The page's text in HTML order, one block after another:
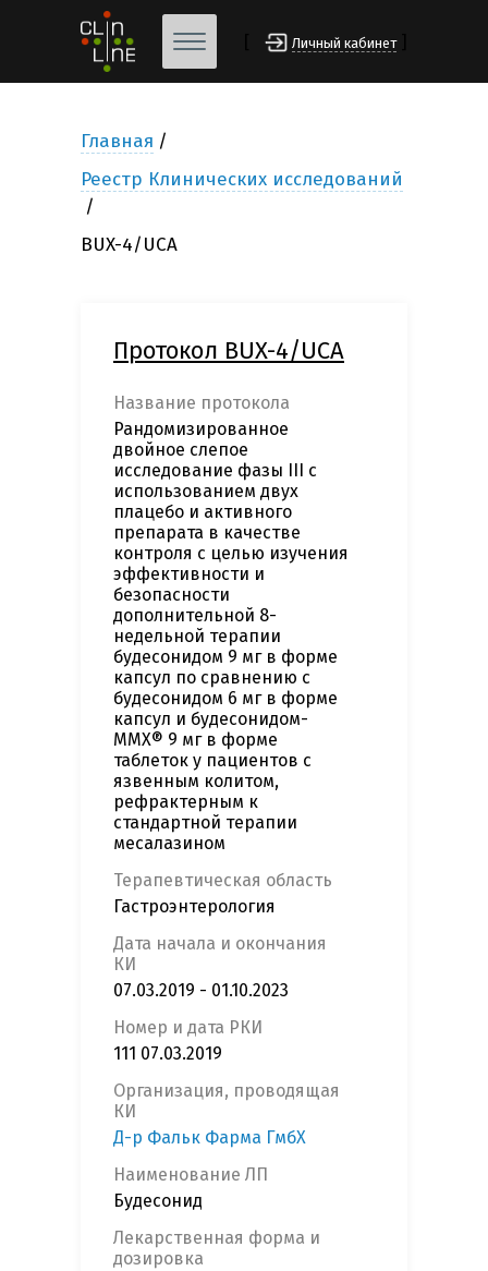
Личный кабинет
Главная
Реестр Клинических исследований
BUX-4/UCA
Протокол BUX-4/UCA
Название протокола
Рандомизированное
двойное слепое
исследование фазы III с
использованием двух
плацебо и активного
препарата в качестве
контроля с целью изучения
эффективности и
безопасности
дополнительной 8-
недельной терапии
будесонидом 9 мг в форме
капсул по сравнению с
будесонидом 6 мг в форме
капсул и будесонидом-
MMX® 9 мг в форме
таблеток у пациентов с
язвенным колитом,
рефрактерным к
стандартной терапии
месалазином
Терапевтическая область
Гастроэнтерология
Дата начала и окончания
КИ
07.03.2019 - 01.10.2023
Номер и дата РКИ
111 07.03.2019
Организация, проводящая
КИ
Д-р Фальк Фарма ГмбХ
Наименование ЛП
Будесонид
Лекарственная форма и
дозировка